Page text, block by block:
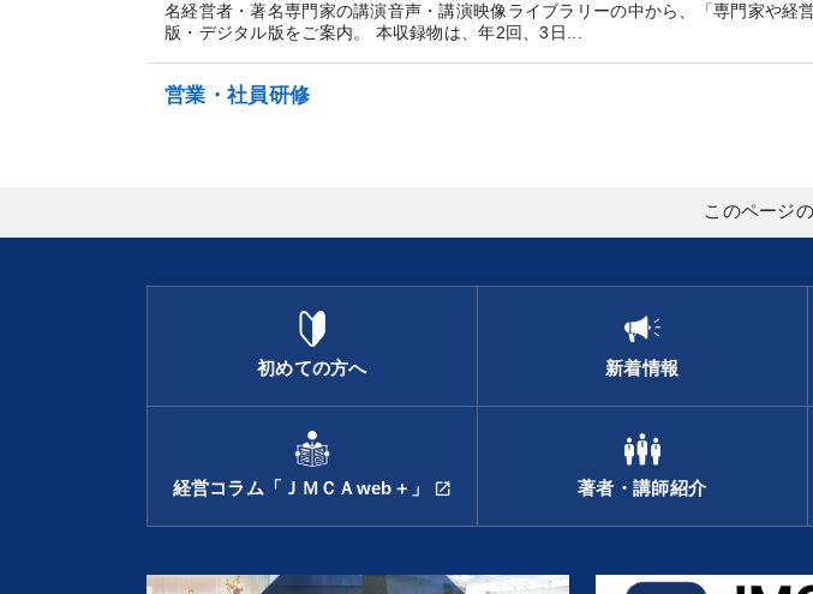
名経営者・著名専門家の講演音声・講演映像ライブラリーの中から、「専門家や
版・デジタル版をご案内。 本収録物は、年2回、3日...
営業・社員研修
このページ
初めての方へ 新着情報
経営コラム「ＪＭＣＡweb＋」 open_in_new 著者・講師紹介